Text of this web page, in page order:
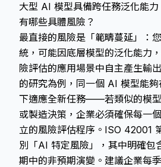
大型 AI 模型具備跨任務泛化能
有哪些具體風險？
最直接的風險是「範疇蔓延」：
統，可能因底層模型的泛化能力
險評估的應用場景中自主產生輸
的研究為例，同一個 AI 模型能
下適應全新任務——若類似的模
或製造決策，企業必須確保每一
立的風險評估程序。ISO 42001
別「AI 特定風險」，其中明確包
期中的非預期演變。建議企業每